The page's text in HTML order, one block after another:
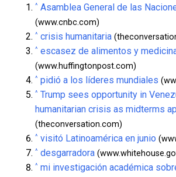
^ Asamblea General de las
(www.cnbc.com)
^ crisis humanitaria
^ escasez de alimentos y
(www.huffingtonpost.com)
^ pidió a los líderes mundiales
^ Trump sees opportunity in
humanitarian crisis as midterms
(theconversation.com)
^ visitó Latinoamérica en junio
^ desgarradora
^ mi investigación académica